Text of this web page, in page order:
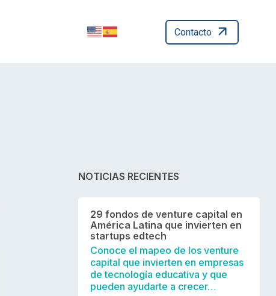
Contacto
NOTICIAS RECIENTES
29 fondos de venture capital en
América Latina que invierten en
startups edtech
Conoce el mapeo de los venture
capital que invierten en empresas
de tecnología educativa y que
pueden ayudarte a crecer…